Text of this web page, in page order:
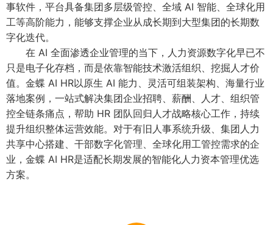
事软件，平台具备集团多层级管控、全域 AI 智能、全球化用
工等高阶能力，能够支撑企业从成长期到大型集团的长期数
字化迭代。
在 AI 全面渗透企业管理的当下，人力资源数字化早已不
只是电子化存档，而是依靠智能技术激活组织、挖掘人才价
值。金蝶 AI HR以原生 AI 能力、灵活可组装架构、海量行业
落地案例，一站式解决集团企业招聘、薪酬、人才、组织管
控全链条痛点，帮助 HR 团队回归人才战略核心工作，持续
提升组织整体运营效能。对于有旧人事系统升级、集团人力
共享中心搭建、干部数字化管理、全球化用工管控需求的企
业，金蝶 AI HR是适配长期发展的智能化人力资本管理优选
方案。